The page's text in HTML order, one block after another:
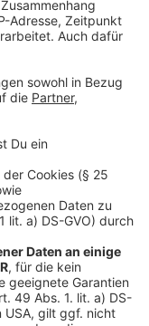
Eimer hat, kann